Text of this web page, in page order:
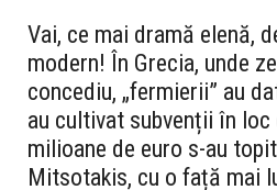
Vai, ce mai dramă elenă,
modern! În Grecia, unde
concediu, „fermierii” au
au cultivat subvenții în
milioane de euro s-au
Mitsotakis, cu o față mai